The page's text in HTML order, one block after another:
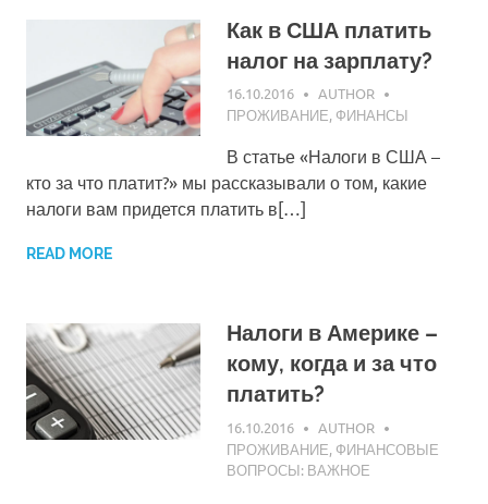
Как в США платить
налог на зарплату?
16.10.2016
AUTHOR
ПРОЖИВАНИЕ, ФИНАНСЫ
В статье «Налоги в США –
кто за что платит?» мы рассказывали о том, какие
налоги вам придется платить в[…]
READ MORE
Налоги в Америке –
кому, когда и за что
платить?
16.10.2016
AUTHOR
ПРОЖИВАНИЕ, ФИНАНСОВЫЕ
ВОПРОСЫ: ВАЖНОЕ